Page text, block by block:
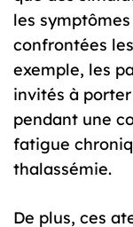
les
confrontées
exemple, les
invités à
pendant une
fatigue
thalassémie.
De plus, ces